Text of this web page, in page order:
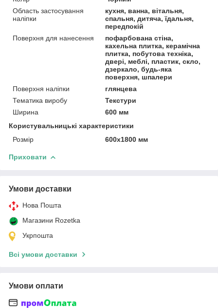
Область застосування
наліпки
кухня, ванна, вітальня,
спальня, дитяча, їдальня,
передпокій
Поверхня для нанесення
пофарбована стіна,
кахельна плитка, керамічна
плитка, побутова техніка,
двері, меблі, пластик, скло,
дзеркало, будь-яка
поверхня, шпалери
Поверхня наліпки
глянцева
Тематика виробу
Текстури
Ширина
600 мм
Користувальницькі характеристики
Розмір
600х1800 мм
Приховати
Умови доставки
Нова Пошта
Магазини Rozetka
Укрпошта
Всі умови доставки
Умови оплати